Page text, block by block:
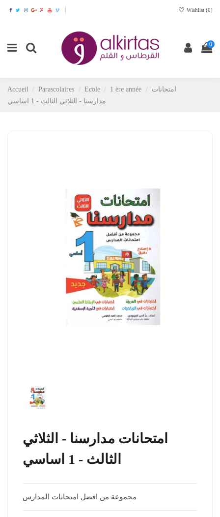
Wishlist (0)
0
Accueil Parascolaires Ecole 1 ère année
امتحانات
مدارسنا - الثلاثي الثالث - 1 اساسي
امتحانات مدارسنا - الثلاثي
الثالث - 1 اساسي
مجموعة من افضل امتحانات المدارس